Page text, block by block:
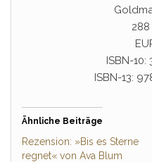
ISBN-10:
ISBN-13:
Ähnliche Beiträge
Rezension: »Bis es Sterne
regnet« von Ava Blum